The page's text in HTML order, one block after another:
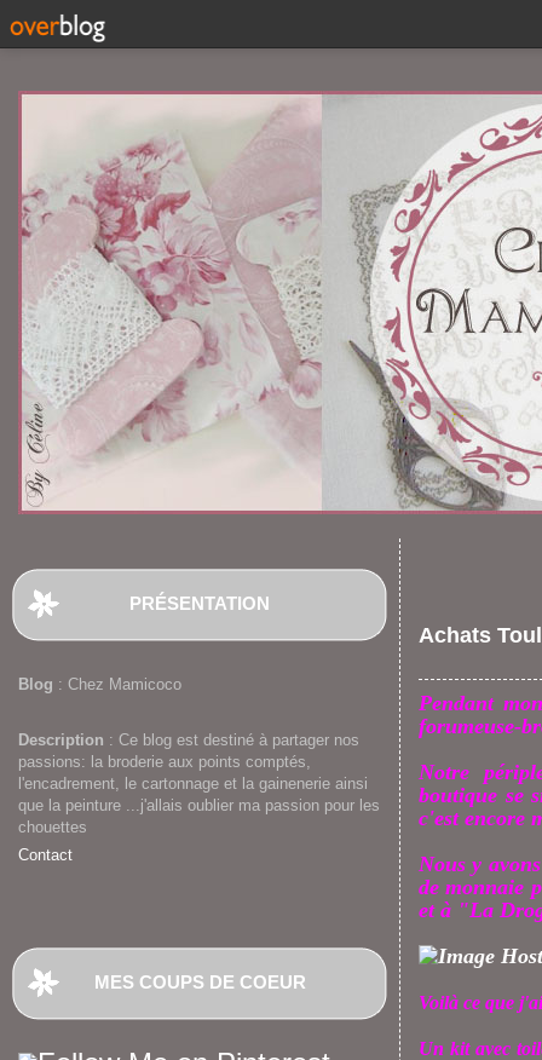
PRÉSENTATION
Blog : Chez Mamicoco
Description : Ce blog est destiné à partager nos
passions: la broderie aux points comptés,
l'encadrement, le cartonnage et la gainenerie ainsi
que la peinture ...j'allais oublier ma passion pour les
chouettes
Contact
MES COUPS DE COEUR
Achats
Pendant
forumeuse-
Notre
boutique se
c'est encore
Nous y
de monnaie
et à "La
Voilà ce que
Un kit avec